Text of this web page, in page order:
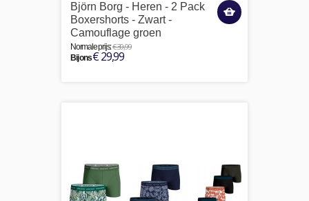
Björn Borg - Heren - 2 Pack
Boxershorts - Zwart -
Camouflage groen
Normale prijs:€ 39,99
Bij ons€ 29,99